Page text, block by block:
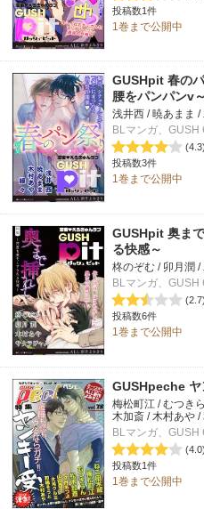
投稿数1件
1巻まで公開中
GUSHpit 春の
腰をパンパンv～
浅井西 / 暁あまま /
BLマンガ、GUSH
(4.3)
投稿数3件
1巻まで公開中
GUSHpit 奥ま
る快感～
柊のぞむ / 卯月潤
BLマンガ、GUSH
(2.7)
投稿数6件
1巻まで公開中
GUSHpeche ヤ
梅松町江 / むつき
木加斎 / 木村あや
BLマンガ、GUSH
(4.0)
投稿数1件
1巻まで公開中